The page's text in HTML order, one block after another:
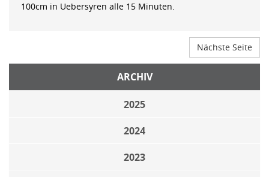
100cm in Uebersyren alle 15 Minuten.
Nächste Seite
ARCHIV
2025
2024
2023